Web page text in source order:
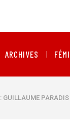
ARCHIVES
GUILLAUME